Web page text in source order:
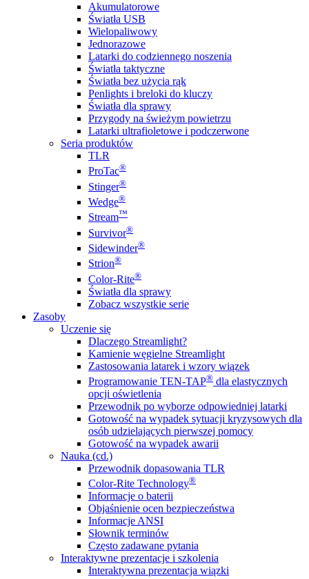
Akumulatorowe
Światła USB
Wielopaliwowy
Jednorazowe
Latarki do codziennego noszenia
Światła taktyczne
Światła bez użycia rąk
Penlights i breloki do kluczy
Światła dla sprawy
Przygody na świeżym powietrzu
Latarki ultrafioletowe i podczerwone
Seria produktów
TLR
ProTac®
Stinger®
Wedge®
Stream™
Survivor®
Sidewinder®
Strion®
Color-Rite®
Światła dla sprawy
Zobacz wszystkie serie
Zasoby
Uczenie się
Dlaczego Streamlight?
Kamienie węgielne Streamlight
Zastosowania latarek i wzory wiązek
Programowanie TEN-TAP® dla elastycznych
opcji oświetlenia
Przewodnik po wyborze odpowiedniej latarki
Gotowość na wypadek sytuacji kryzysowych dla
osób udzielających pierwszej pomocy
Gotowość na wypadek awarii
Nauka (cd.)
Przewodnik dopasowania TLR
Color-Rite Technology®
Informacje o baterii
Objaśnienie ocen bezpieczeństwa
Informacje ANSI
Słownik terminów
Często zadawane pytania
Interaktywne prezentacje i szkolenia
Interaktywna prezentacja wiązki